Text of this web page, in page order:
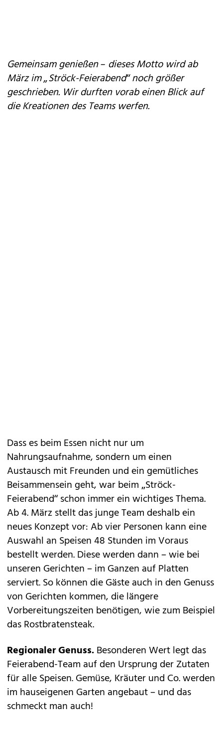
Gemeinsam genießen – dieses Motto wird ab
März im „Ströck-Feierabend“ noch größer
geschrieben. Wir durften vorab einen Blick auf
die Kreationen des Teams werfen.
Dass es beim Essen nicht nur um
Nahrungsaufnahme, sondern um einen
Austausch mit Freunden und ein gemütliches
Beisammensein geht, war beim „Ströck-
Feierabend“ schon immer ein wichtiges Thema.
Ab 4. März stellt das junge Team deshalb ein
neues Konzept vor: Ab vier Personen kann eine
Auswahl an Speisen 48 Stunden im Voraus
bestellt werden. Diese werden dann – wie bei
unseren Gerichten – im Ganzen auf Platten
serviert. So können die Gäste auch in den Genuss
von Gerichten kommen, die längere
Vorbereitungszeiten benötigen, wie zum Beispiel
das Rostbratensteak.
Regionaler Genuss.Besonderen Wert legt das
Feierabend-Team auf den Ursprung der Zutaten
für alle Speisen. Gemüse, Kräuter und Co. werden
im hauseigenen Garten angebaut – und das
schmeckt man auch!